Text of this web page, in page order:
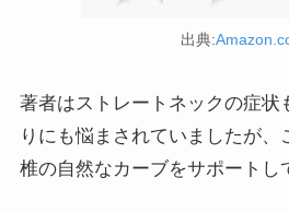
出典:
著者はストレートネックの症状
りにも悩まされていましたが、
椎の自然なカーブをサポートし